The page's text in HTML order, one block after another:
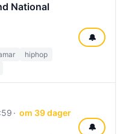
National
hiphop
🔔
om 39 dager
🔔